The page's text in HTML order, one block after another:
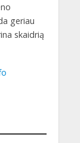
geriau
skaidrią